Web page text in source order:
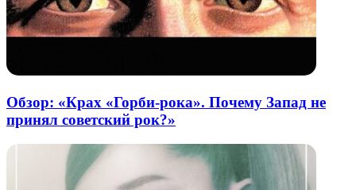
Обзор: «Крах «Горби-рока». Почему Запад не
принял советский рок?»